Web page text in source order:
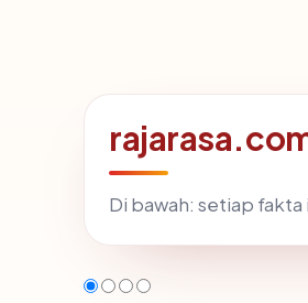
Di bawah: setiap